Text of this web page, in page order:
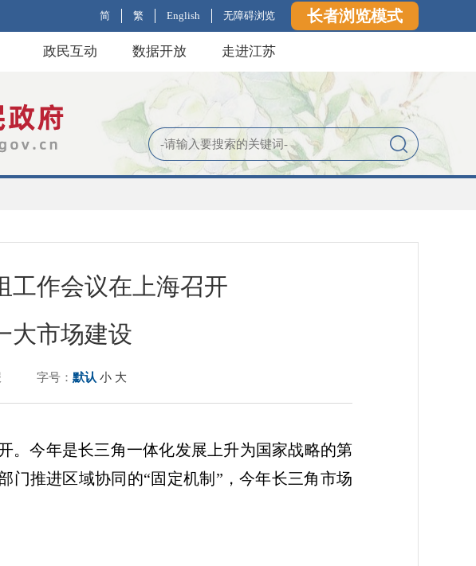
简 繁 English 无障碍浏览 长者浏览模式
政民互动 数据开放 走进江苏
工作会议在上海召开
大市场建设
字号： 默认 小 大
。今年是长三角一体化发展上升为国家战略的第
门推进区域协同的“固定机制”，今年长三角市场